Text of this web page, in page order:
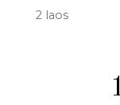
2 laos